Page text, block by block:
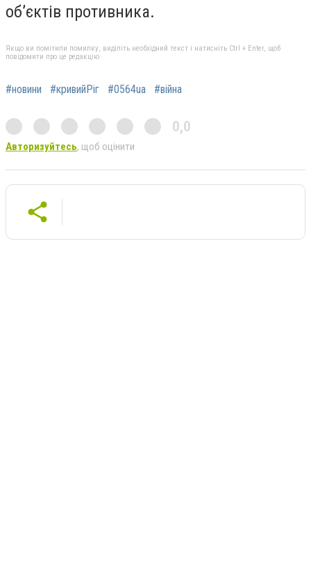
об’єктів противника.
Якщо ви помітили помилку, виділіть необхідний текст і натисніть Ctrl + Enter, щоб
повідомити про це редакцію
#новини #кривийРіг #0564ua #війна
0,0
Авторизуйтесь, щоб оцінити